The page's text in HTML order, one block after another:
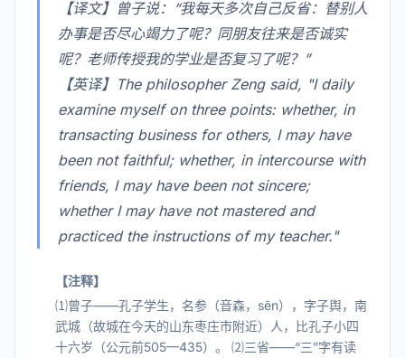
【译文】曾子说：“我每天多次自己反省：替别人
办事是否尽心竭力了呢？同朋友往来是否诚实
呢？老师传授我的学业是否复习了呢？”
【英译】The philosopher Zeng said, "I daily
examine myself on three points: whether, in
transacting business for others, I may have
been not faithful; whether, in intercourse with
friends, I may have been not sincere;
whether I may have not mastered and
practiced the instructions of my teacher."
【注释】
⑴曾子——孔子学生，名参（音森，sēn），字子舆，南
武城（故城在今天的山东枣庄市附近）人，比孔子小四
十六岁（公元前505—435）。 ⑵三省——“三”字有读